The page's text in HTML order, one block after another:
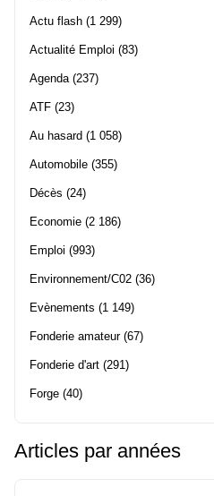
Actu flash (1 299)
Actualité Emploi (83)
Agenda (237)
ATF (23)
Au hasard (1 058)
Automobile (355)
Décès (24)
Economie (2 186)
Emploi (993)
Environnement/C02 (36)
Evènements (1 149)
Fonderie amateur(67)
Fonderie d'art (291)
Forge (40)
Articles par années